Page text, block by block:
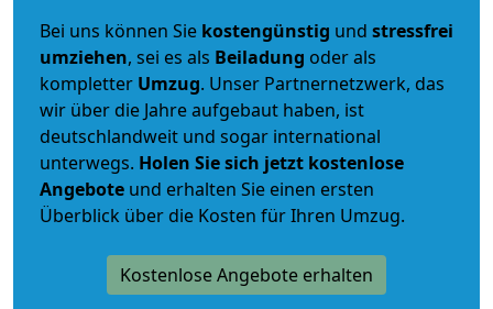
Bei uns können Sie kostengünstig und stressfrei
umziehen, sei es als Beiladung oder als
kompletter Umzug. Unser Partnernetzwerk, das
wir über die Jahre aufgebaut haben, ist
deutschlandweit und sogar international
unterwegs. Holen Sie sich jetzt kostenlose
Angebote und erhalten Sie einen ersten
Überblick über die Kosten für Ihren Umzug.
Kostenlose Angebote erhalten